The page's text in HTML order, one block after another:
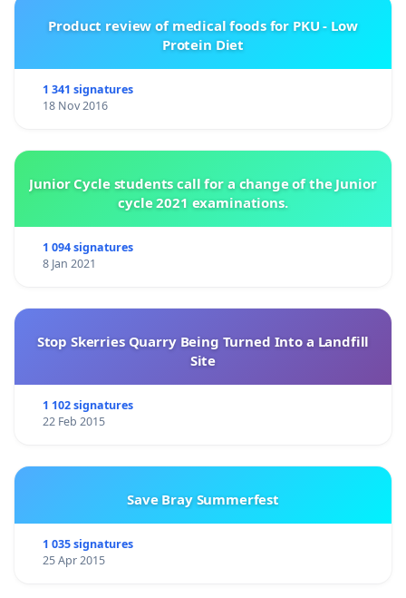
Product review of medical foods for PKU - Low
Protein Diet
1 341 signatures
18 Nov 2016
Junior Cycle students call for a change of the Junior
cycle 2021 examinations.
1 094 signatures
8 Jan 2021
Stop Skerries Quarry Being Turned Into a Landfill
Site
1 102 signatures
22 Feb 2015
Save Bray Summerfest
1 035 signatures
25 Apr 2015